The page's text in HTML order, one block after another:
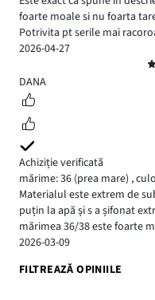
foarte moale si nu foarta
Potrivita pt serile mai
2026-04-27
3
DANA
Achiziție verificată
mărime: 36 (prea mare) ,
Materialul este extrem de
puțin la apă și s a șifonat
mărimea 36/38 este foarte
2026-03-09
FILTREAZĂ OPINIILE